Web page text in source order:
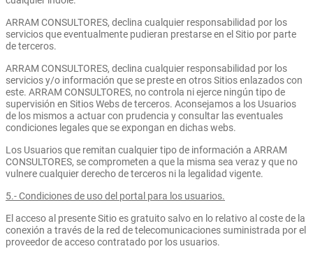
ARRAM CONSULTORES, declina cualquier responsabilidad por los
servicios que eventualmente pudieran prestarse en el Sitio por parte
de terceros.
ARRAM CONSULTORES, declina cualquier responsabilidad por los
servicios y/o información que se preste en otros Sitios enlazados con
este. ARRAM CONSULTORES, no controla ni ejerce ningún tipo de
supervisión en Sitios Webs de terceros. Aconsejamos a los Usuarios
de los mismos a actuar con prudencia y consultar las eventuales
condiciones legales que se expongan en dichas webs.
Los Usuarios que remitan cualquier tipo de información a ARRAM
CONSULTORES, se comprometen a que la misma sea veraz y que no
vulnere cualquier derecho de terceros ni la legalidad vigente.
5.- Condiciones de uso del portal para los usuarios.
El acceso al presente Sitio es gratuito salvo en lo relativo al coste de la
conexión a través de la red de telecomunicaciones suministrada por el
proveedor de acceso contratado por los usuarios.